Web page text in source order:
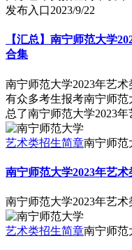
发布入口2023/9/22
【汇总】南宁师范大学
合集
南宁师范大学2023年艺
有众多考生报考南宁师
总了南宁师范大学2023
艺术类招生简章南宁师范
南宁师范大学2023年艺
南宁师范大学2023年艺
艺术类招生简章南宁师范